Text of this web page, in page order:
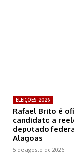
ELEIÇÕES 2026
Rafael Brito é
candidato a
deputado
Alagoas
5 de agosto de 2026